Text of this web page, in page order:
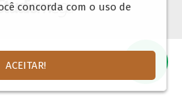
concorda com o uso de
ACEITAR!